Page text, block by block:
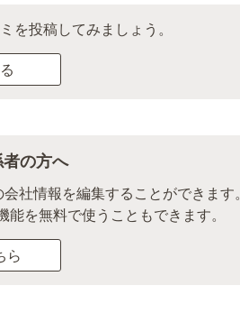
を投稿してみましょう。
の方へ
社情報を編集することができます。
を無料で使うこともできます。
ら